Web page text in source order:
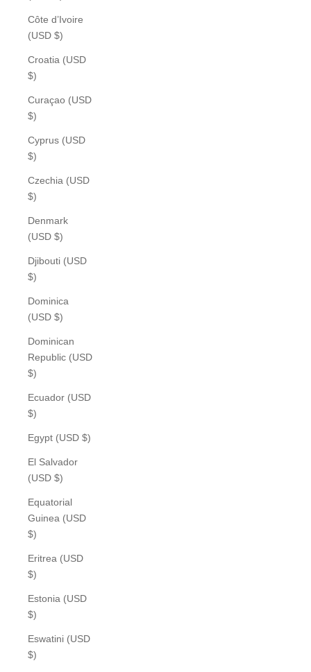
Côte d’Ivoire
(USD $)
Croatia (USD
$)
Curaçao (USD
$)
Cyprus (USD
$)
Czechia (USD
$)
Denmark
(USD $)
Djibouti (USD
$)
Dominica
(USD $)
Dominican
Republic (USD
$)
Ecuador (USD
$)
Egypt (USD $)
El Salvador
(USD $)
Equatorial
Guinea (USD
$)
Eritrea (USD
$)
Estonia (USD
$)
Eswatini (USD
$)